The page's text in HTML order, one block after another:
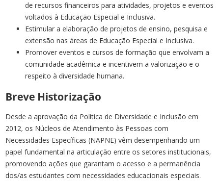
de recursos financeiros para atividades, projetos e eventos
voltados à Educação Especial e Inclusiva.
Estimular a elaboração de projetos de ensino, pesquisa e
extensão nas áreas de Educação Especial e Inclusiva.
Promover eventos e cursos de formação que envolvam a
comunidade acadêmica e incentivem a valorização e o
respeito à diversidade humana.
Breve Historização
Desde a aprovação da Política de Diversidade e Inclusão em
2012, os Núcleos de Atendimento às Pessoas com
Necessidades Específicas (NAPNE) vêm desempenhando um
papel fundamental na articulação entre os setores institucionais,
promovendo ações que garantam o acesso e a permanência
dos/as estudantes com necessidades educacionais especiais.